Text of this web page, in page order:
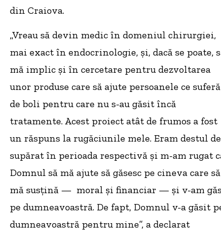
din Craiova.
„Vreau să devin medic în domeniul chirurgiei,
mai exact în endocrinologie, și, dacă se poate,
mă implic și în cercetare pentru dezvoltarea
unor produse care să ajute persoanele ce suferă
de boli pentru care nu s-au găsit încă
tratamente. Acest proiect atât de frumos a fost
un răspuns la rugăciunile mele. Eram destul de
supărat în perioada respectivă și m-am rugat
Domnul să mă ajute să găsesc pe cineva care să
mă susțină — moral și financiar — și v-am
pe dumneavoastră. De fapt, Domnul v-a găsit
dumneavoastră pentru mine”, a declarat